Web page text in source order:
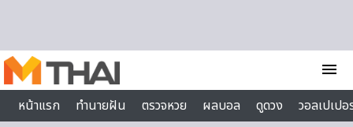
menu
หน้าแรก
ทำนายฝัน ตรวจหวย ผลบอล ดูดวง
วอลเปเป